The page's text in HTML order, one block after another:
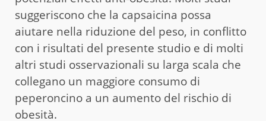
suggeriscono che la capsaicina possa
aiutare nella riduzione del peso, in conflitto
con i risultati del presente studio e di molti
altri studi osservazionali su larga scala che
collegano un maggiore consumo di
peperoncino a un aumento del rischio di
obesità.